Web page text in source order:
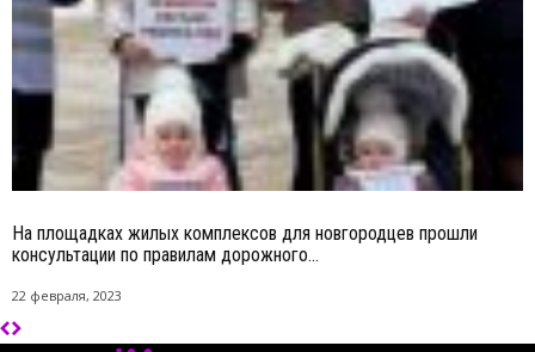
На площадках жилых комплексов для новгородцев прошли
консультации по правилам дорожного...
22 февраля, 2023